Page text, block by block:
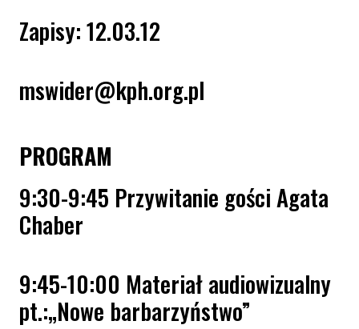
Zapisy: 12.03.12
mswider@kph.org.pl
PROGRAM
9:30-9:45 Przywitanie gości Agata
Chaber
9:45-10:00 Materiał audiowizualny
pt.:„Nowe barbarzyństwo”